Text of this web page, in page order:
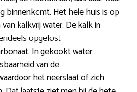
binnenkomt. Het hele huis is op
kalkvrij water. De kalk in
opgelost
In gekookt water
van de
het neerslaat of zich